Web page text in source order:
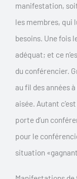
manifestation,
les membres, qui
besoins. Une fois
adéquat; et ce
du conférencier.
au fil des années
aisée. Autant
porte d’un
pour le
situation